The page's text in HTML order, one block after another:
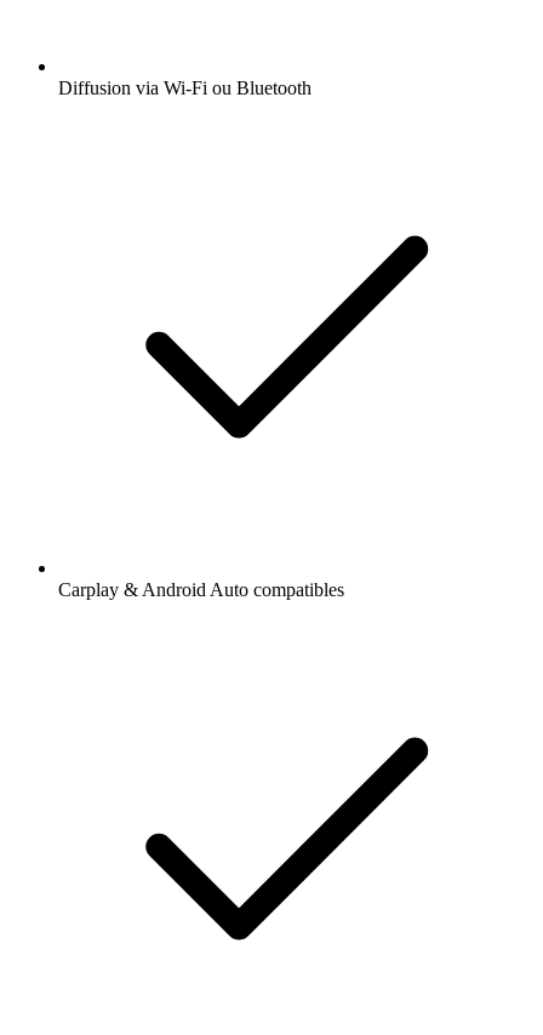
Diffusion via Wi-Fi ou Bluetooth
Carplay & Android Auto compatibles